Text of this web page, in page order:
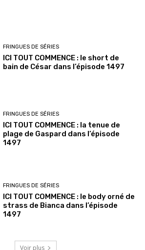
FRINGUES DE SÉRIES
ICI TOUT COMMENCE : le short de
bain de César dans l’épisode 1497
FRINGUES DE SÉRIES
ICI TOUT COMMENCE : la tenue de
plage de Gaspard dans l’épisode
1497
FRINGUES DE SÉRIES
ICI TOUT COMMENCE : le body orné de
strass de Bianca dans l’épisode
1497
Voir plus